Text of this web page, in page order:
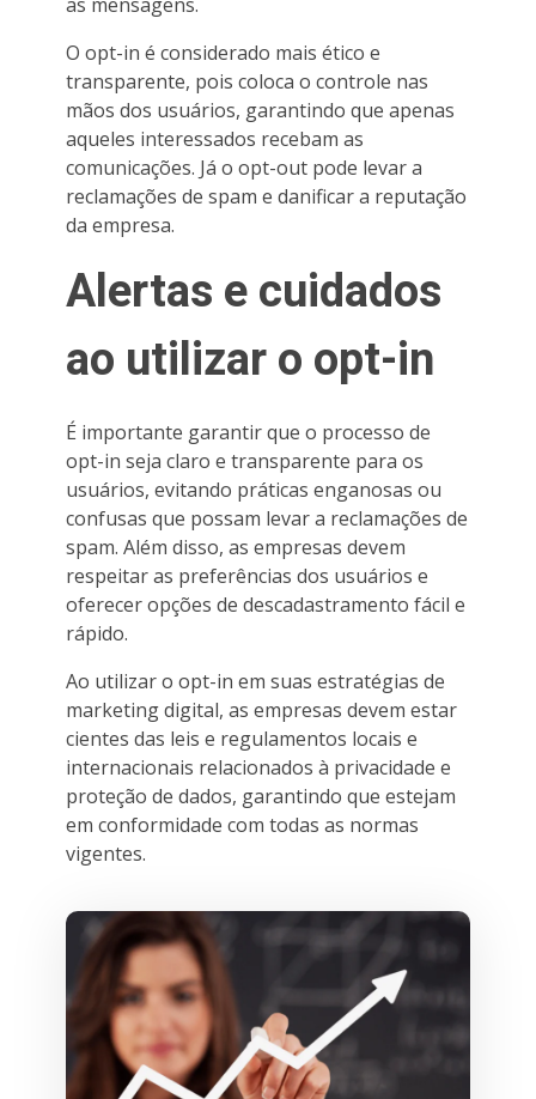
O opt-in é considerado mais ético e
transparente, pois coloca o controle nas
mãos dos usuários, garantindo que apenas
aqueles interessados recebam as
comunicações. Já o opt-out pode levar a
reclamações de spam e danificar a reputação
da empresa.
Alertas e cuidados
ao utilizar o opt-in
É importante garantir que o processo de
opt-in seja claro e transparente para os
usuários, evitando práticas enganosas ou
confusas que possam levar a reclamações de
spam. Além disso, as empresas devem
respeitar as preferências dos usuários e
oferecer opções de descadastramento fácil e
rápido.
Ao utilizar o opt-in em suas estratégias de
marketing digital, as empresas devem estar
cientes das leis e regulamentos locais e
internacionais relacionados à privacidade e
proteção de dados, garantindo que estejam
em conformidade com todas as normas
vigentes.